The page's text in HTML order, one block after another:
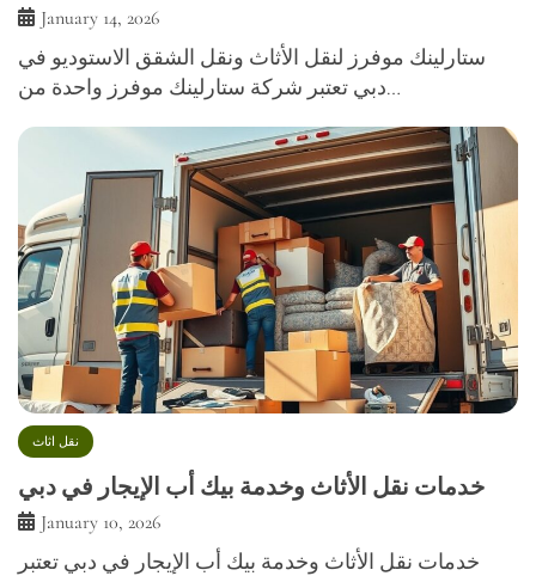
January 14, 2026
ستارلينك موفرز لنقل الأثاث ونقل الشقق الاستوديو في
دبي تعتبر شركة ستارلينك موفرز واحدة من…
نقل اثاث
خدمات نقل الأثاث وخدمة بيك أب الإيجار في دبي
January 10, 2026
خدمات نقل الأثاث وخدمة بيك أب الإيجار في دبي تعتبر